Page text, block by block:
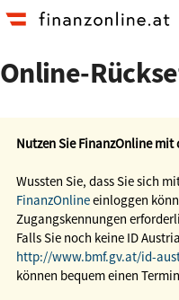
Zum
Hauptinhalt
Zur
Startseite
Online-
Nutzen Sie FinanzOnline mit
Wussten Sie, dass Sie sich
FinanzOnlineeinloggen
Zugangskennungen
Falls Sie noch keine ID
http://www.bmf.gv.at/id-
können bequem einen